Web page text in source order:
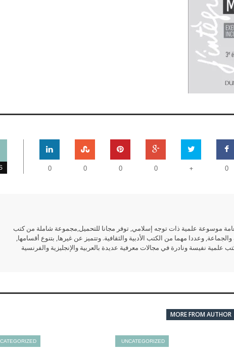
0
+
0
0
0
0
موسوعة علمية ذات توجه إسلامي, توفر مجانا للتحميل,مجموعة شاملة من كتب
وعددا مهما من الكتب الأدبية والثقافية. وتتميز عن غيرها, بتنوع أقسامها,
علمية نفيسة ونادرة في مجالات معرفية عديدة بالعربية والإنجليزية والفرنسية
MORE FROM AUTHOR
UNCATEGORIZED